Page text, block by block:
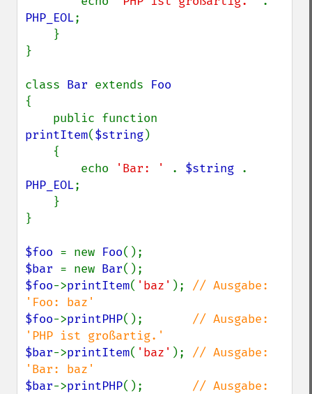
PHP_EOL;
}
class Bar extends
{
printItem($string)
        echo
'Bar: ' . $string
PHP_EOL;
}
$foo = new Foo
$bar = new Bar
$foo->printItem( 'baz' ); // Ausgabe:
$foo->printPHP(); // Ausgabe:
$bar->printItem( 'baz' ); // Ausgabe:
$bar->printPHP(); // Ausgabe: